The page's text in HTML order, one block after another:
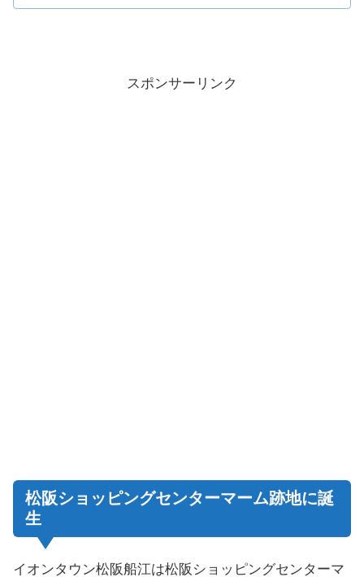
スポンサーリンク
松阪ショッピングセンターマーム跡地に誕
生
イオンタウン松阪船江は松阪ショッピングセンターマ